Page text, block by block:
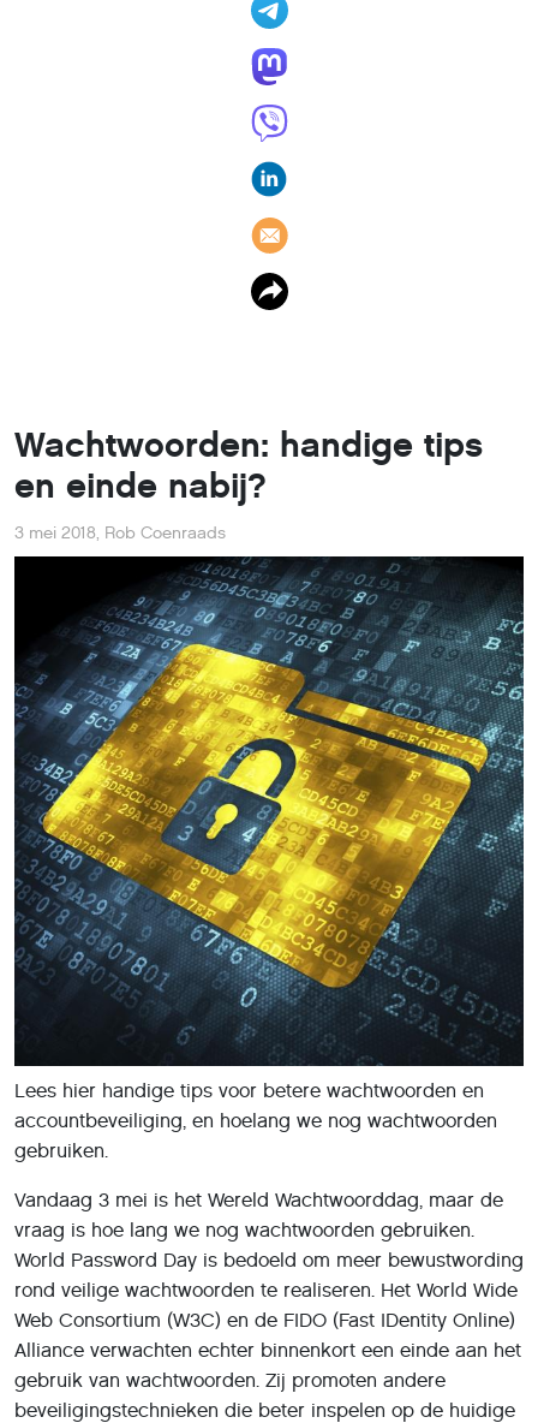
Wachtwoorden: handige tips
en einde nabij?
3 mei 2018, Rob Coenraads
Lees hier handige tips voor betere wachtwoorden en
accountbeveiliging, en hoelang we nog wachtwoorden
gebruiken.
Vandaag 3 mei is het Wereld Wachtwoorddag, maar de
vraag is hoe lang we nog wachtwoorden gebruiken.
World Password Day is bedoeld om meer bewustwording
rond veilige wachtwoorden te realiseren. Het World Wide
Web Consortium (W3C) en de FIDO (Fast IDentity Online)
Alliance verwachten echter binnenkort een einde aan het
gebruik van wachtwoorden. Zij promoten andere
beveiligingstechnieken die beter inspelen op de huidige